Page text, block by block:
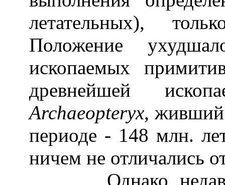
летательных),
Положение
ископаемых
древнейшей
Archaeopteryx, живший
периоде - 148 млн.
ничем не отличались
Однако